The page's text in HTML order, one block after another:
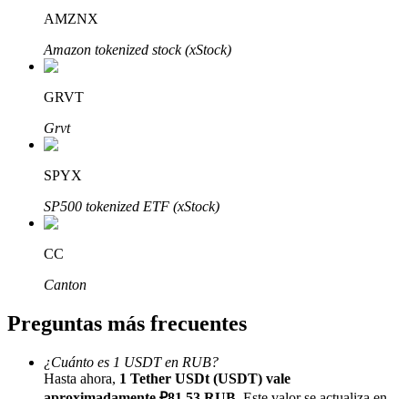
Afiliados de Bitrue
¡Hasta un 65% de comisiones!
Referencia
AMZNX
Amazon tokenized stock (xStock)
GRVT
Grvt
SPYX
SP500 tokenized ETF (xStock)
CC
Canton
Preguntas más frecuentes
¿Cuánto es 1 USDT en RUB?
Hasta ahora, 1 Tether USDt (USDT) vale